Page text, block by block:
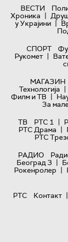
ВЕСТИ
Хроника |
у Украјини |
СПОРТ
Рукомет |
МАГАЗИН
Технологијa |
Филм и ТВ |
За
ТВ
РТС 1 |
РТС Драма |
РТС
РАДИО
Београд 3 |
Рокенролер |
РТС
Контакт |